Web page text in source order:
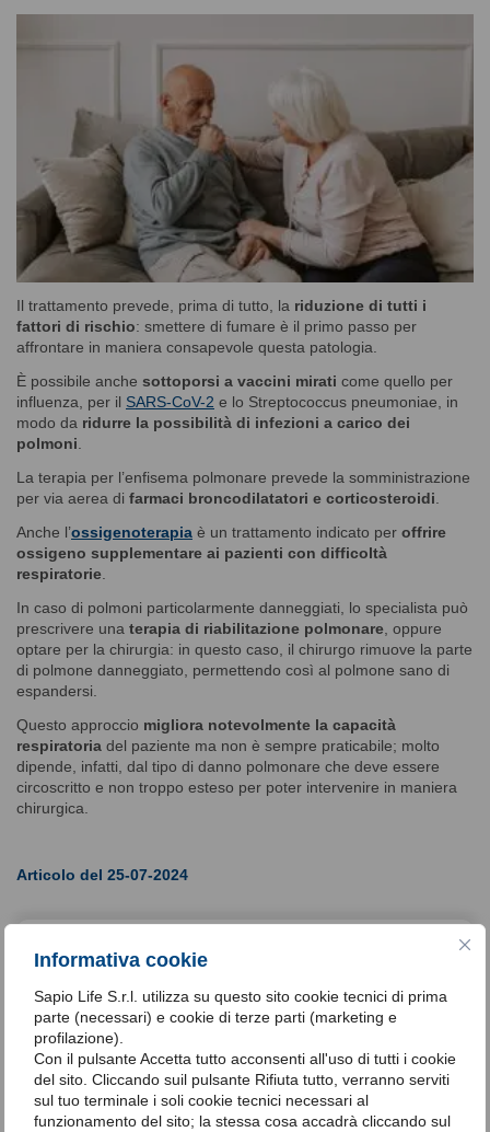
Informativa cookie
Sapio Life S.r.l. utilizza su questo sito cookie tecnici di prima
parte (necessari) e cookie di terze parti (marketing e
profilazione).
Con il pulsante Accetta tutto acconsenti all'uso di tutti i cookie
del sito. Cliccando suil pulsante Rifiuta tutto, verranno serviti
sul tuo terminale i soli cookie tecnici necessari al
funzionamento del sito; la stessa cosa accadrà cliccando sul
Il trattamento prevede, prima di tutto, la riduzione di tutti i
fattori di rischio: smettere di fumare è il primo passo per
affrontare in maniera consapevole questa patologia.
È possibile anche sottoporsi a vaccini mirati come quello per
influenza, per il SARS-CoV-2 e lo Streptococcus pneumoniae, in
modo da ridurre la possibilità di infezioni a carico dei
polmoni
La terapia per l’enfisema polmonare prevede la somministrazione
per via aerea di farmaci broncodilatatori e corticosteroidi
Anche l’ossigenoterapia è un trattamento indicato per offrire
ossigeno supplementare ai pazienti con difficoltà
respiratorie
In caso di polmoni particolarmente danneggiati, lo specialista può
prescrivere una terapia di riabilitazione polmonare , oppure
optare per la chirurgia: in questo caso, il chirurgo rimuove la parte
di polmone danneggiato, permettendo così al polmone sano di
espandersi.
Questo approccio migliora notevolmente la capacità
respiratoria del paziente ma non è sempre praticabile; molto
dipende, infatti, dal tipo di danno polmonare che deve essere
circoscritto e non troppo esteso per poter intervenire in maniera
chirurgica.
Articolo del 25-07-2024
Giudice
Medico chirurgo, specialista in
Respiratorio. Esperto in
Disturbi Respiratori nel Sonno
AIPO-ITS. Iscritta nel Registro
Nazionale degli Esperti in DRS
AIPO-ITS. Esperto in Disturbi